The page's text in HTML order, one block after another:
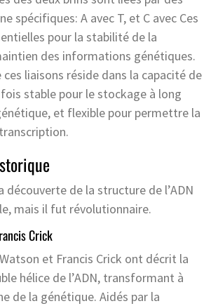
spécifiques: A avec T, et C avec Ces
pour la stabilité de la
des informations génétiques.
ces liaisons réside dans la capacité de
fois stable pour le stockage à long
et flexible pour permettre la
découverte de la structure de l’ADN
mais il fut révolutionnaire.
Crick
et Francis Crick ont décrit la
hélice de l’ADN, transformant à
de la génétique. Aidés par la